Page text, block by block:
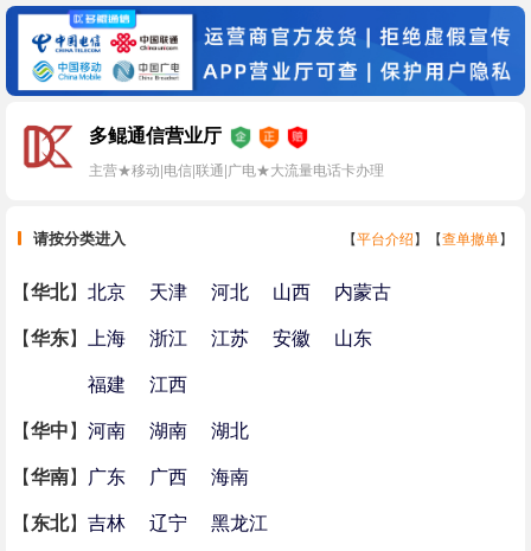
多鲲通信营业厅
主营★移动|电信|联通|广电★大流量电话卡办理
请按分类进入 【平台介绍】【查单撤单】
【华北】 北京 天津 河北 山西
内蒙古
【华东】 上海 浙江 江苏 安徽
山东
福建
江西
【华中】 河南 湖南
湖北
【华南】 广东 广西
海南
【东北】 吉林 辽宁
黑龙江